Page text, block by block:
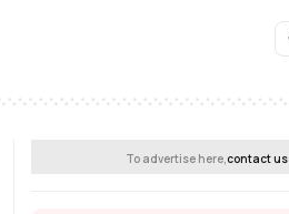
To advertise here, contact us